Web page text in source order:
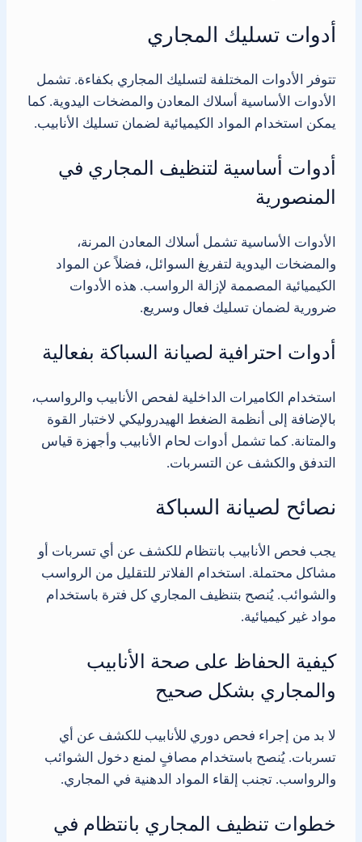
أدوات تسليك المجاري
تتوفر الأدوات المختلفة لتسليك المجاري بكفاءة. تشمل
الأدوات الأساسية أسلاك المعادن والمضخات اليدوية. كما
يمكن استخدام المواد الكيميائية لضمان تسليك الأنابيب.
أدوات أساسية لتنظيف المجاري في
المنصورية
الأدوات الأساسية تشمل أسلاك المعادن المرنة،
والمضخات اليدوية لتفريغ السوائل، فضلاً عن المواد
الكيميائية المصممة لإزالة الرواسب. هذه الأدوات
ضرورية لضمان تسليك فعال وسريع.
أدوات احترافية لصيانة السباكة بفعالية
استخدام الكاميرات الداخلية لفحص الأنابيب والرواسب،
بالإضافة إلى أنظمة الضغط الهيدروليكي لاختبار القوة
والمتانة. كما تشمل أدوات لحام الأنابيب وأجهزة قياس
التدفق والكشف عن التسربات.
نصائح لصيانة السباكة
يجب فحص الأنابيب بانتظام للكشف عن أي تسربات أو
مشاكل محتملة. استخدام الفلاتر للتقليل من الرواسب
والشوائب. يُنصح بتنظيف المجاري كل فترة باستخدام
مواد غير كيميائية.
كيفية الحفاظ على صحة الأنابيب
والمجاري بشكل صحيح
لا بد من إجراء فحص دوري للأنابيب للكشف عن أي
تسربات. يُنصح باستخدام مصافٍ لمنع دخول الشوائب
والرواسب. تجنب إلقاء المواد الدهنية في المجاري.
خطوات تنظيف المجاري بانتظام في